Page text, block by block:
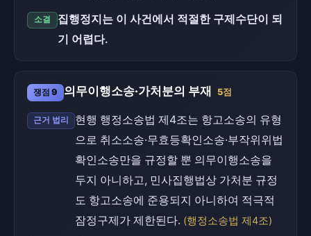
소결
집행정지는 이 사건에서 적절한 구제수단이 되
기 어렵다.
쟁점 9 의무이행소송·가처분의 부재 5점
근거 법리
현행 행정소송법 제4조는 항고소송의 유형
으로 취소소송·무효등확인소송·부작위위법
확인소송만을 규정할 뿐 의무이행소송을
두지 아니하고, 민사집행법상 가처분 규정
도 항고소송에 준용되지 아니하여 적극적
잠정구제가 제한된다. (행정소송법 제4조)